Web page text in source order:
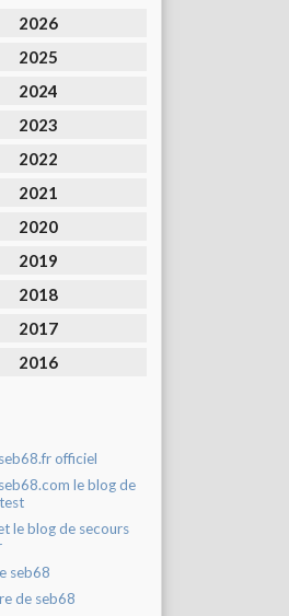
2026
2025
2024
2023
2022
2021
2020
2019
2018
2017
2016
officiel
le blog de
le blog de secours
seb68
de seb68